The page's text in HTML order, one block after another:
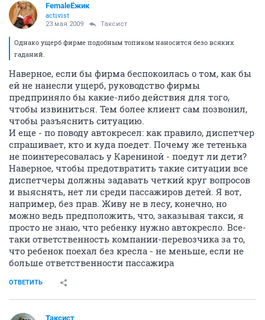
FemaleЁжик
activist
23 мая 2009 Таксист
Однако ущерб фирме подобным топиком наносится безо всяких
гаданий.
Наверное, если бы фирма беспокоилась о том, как бы
ей не нанесли ущерб, руководство фирмы
предприняло бы какие-либо действия для того,
чтобы извиниться. Тем более клиент сам позвонил,
чтобы разъяснить ситуацию.
И еще - по поводу автокресел: как правило, диспетчер
спрашивает, кто и куда поедет. Почему же тетенька
не поинтересовалась у Карениной - поедут ли дети?
Наверное, чтобы предотвратить такие ситуации все
диспетчеры должны задавать четкий круг вопросов
и выяснять, нет ли среди пассажиров детей. Я вот,
например, без прав. Живу не в лесу, конечно, но
можно ведь предположить, что, заказывая такси, я
просто не знаю, что ребенку нужно автокресло. Все-
таки ответственность компании-перевозчика за то,
что ребенок поехал без кресла - не меньше, если не
больше ответственности пассажира
ОТВЕТИТЬ
Таксист